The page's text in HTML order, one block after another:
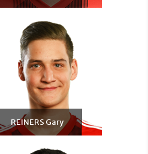
REINERS Gary